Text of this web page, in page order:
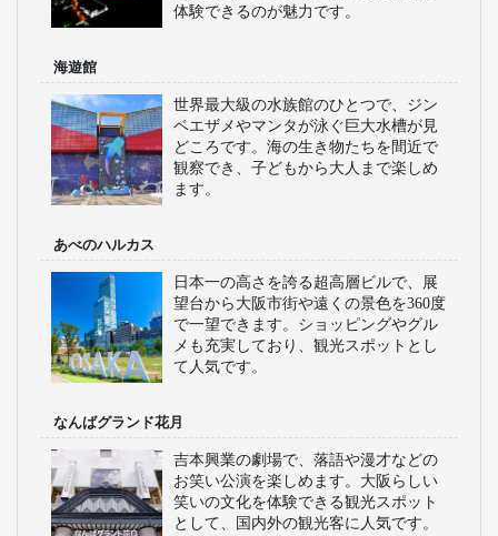
体験できるのが魅力です。
海遊館
世界最大級の水族館のひとつで、ジン
ベエザメやマンタが泳ぐ巨大水槽が見
どころです。海の生き物たちを間近で
観察でき、子どもから大人まで楽しめ
ます。
あべのハルカス
日本一の高さを誇る超高層ビルで、展
望台から大阪市街や遠くの景色を360度
で一望できます。ショッピングやグル
メも充実しており、観光スポットとし
て人気です。
なんばグランド花月
吉本興業の劇場で、落語や漫才などの
お笑い公演を楽しめます。大阪らしい
笑いの文化を体験できる観光スポット
として、国内外の観光客に人気です。